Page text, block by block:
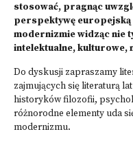
stosować, pragnąc
perspektywę
modernizmie widząc nie
intelektualne, kulturowe,
Do dyskusji zapraszamy
zajmujących się literaturą
historyków filozofii,
różnorodne elementy uda
modernizmu.